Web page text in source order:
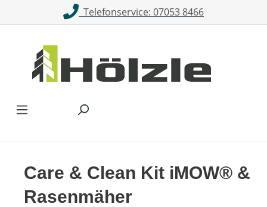
Zum Hauptinhalt springenTelefonservice: 07053 8466
Care & Clean Kit iMOW® &
Rasenmäher